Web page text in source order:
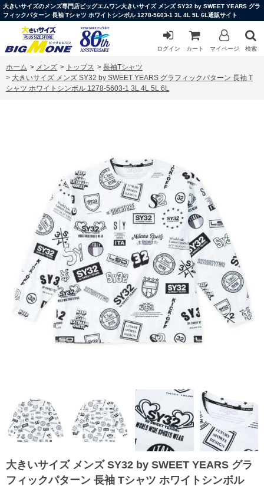
大きいサイズのメンズ専門店ビッグエムワン大きいサイズ メンズ SY32 by SWEET YEARS グラ
フィックパターン 長袖 Tシャツ ホワイトシンボル 1278-5603-1 3L 4L 5L 6L通販サイト
ログイン カート マイページ 検索
ホーム > メンズ > トップス > 長袖Tシャツ
> 大きいサイズ メンズ SY32 by SWEET YEARS グラフィックパターン 長袖 T
シャツ ホワイトシンボル 1278-5603-1 3L 4L 5L 6L
大きいサイズ メンズ SY32 by SWEET YEARS グラ
フィックパターン 長袖 Tシャツ ホワイトシンボル